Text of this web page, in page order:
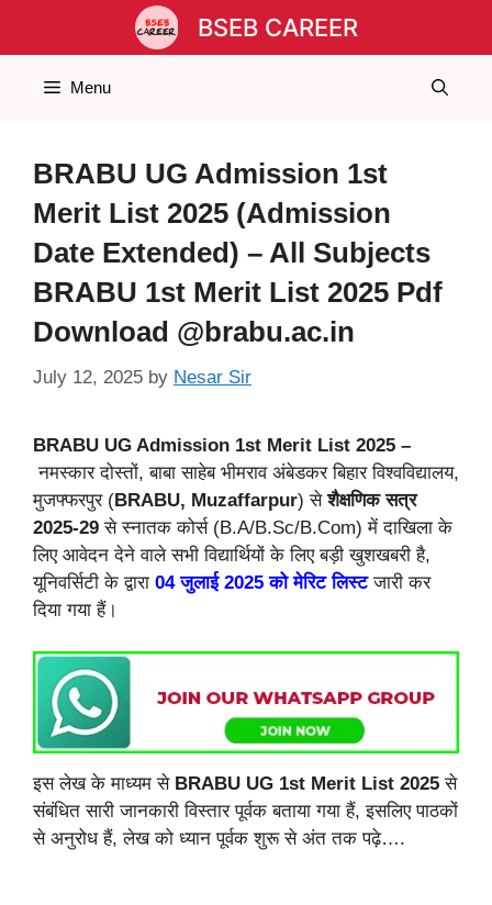
BSEB CAREER
Menu
BRABU UG Admission 1st
Merit List 2025 (Admission
Date Extended) – All Subjects
BRABU 1st Merit List 2025 Pdf
Download @brabu.ac.in
July 12, 2025 by Nesar Sir
BRABU UG Admission 1st Merit List 2025 –
नमस्कार दोस्तों, बाबा साहेब भीमराव अंबेडकर बिहार विश्वविद्यालय,
मुजफ्फरपुर (BRABU, Muzaffarpur) सेशैक्षणिक सत्र
2025-29 से स्नातक कोर्स (B.A/B.Sc/B.Com) में दाखिला के
लिए आवेदन देने वाले सभी विद्यार्थियों के लिए बड़ी खुशखबरी है,
यूनिवर्सिटी के द्वारा 04जुलाई2025 को मेरिट लिस्ट जारी कर
दिया गया हैं।
इस लेख के माध्यम से BRABU UG 1st Merit List 2025 से
संबंधित सारी जानकारी विस्तार पूर्वक बताया गया हैं, इसलिए पाठकों
से अनुरोध हैं, लेख को ध्यान पूर्वक शुरू से अंत तक पढ़े….